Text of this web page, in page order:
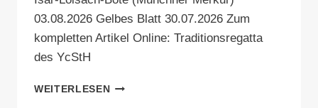
03.08.2026 Gelbes Blatt 30.07.2026 Zum
kompletten Artikel Online: Traditionsregatta
des YcStH
WEITERLESENPRESSESTIMMEN